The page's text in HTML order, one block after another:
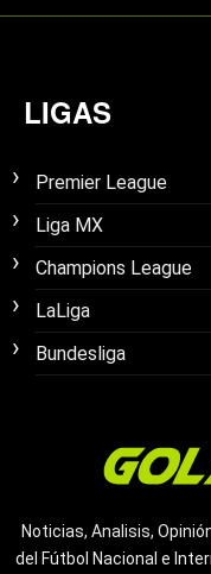
LIGAS
Premier League
Liga MX
Champions League
LaLiga
Bundesliga
Noticias, Analisis,
del Fútbol Nacional e